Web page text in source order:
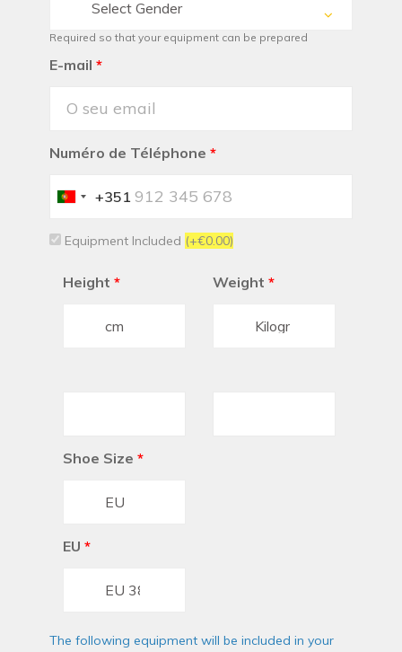
Select Gender
Required so that your equipment can be prepared
E-mail *
Numéro de Téléphone *
Portugal
+351
Equipment Included (+€0.00)
Height * Weight *
Shoe Size *
EU *
The following equipment will be included in your